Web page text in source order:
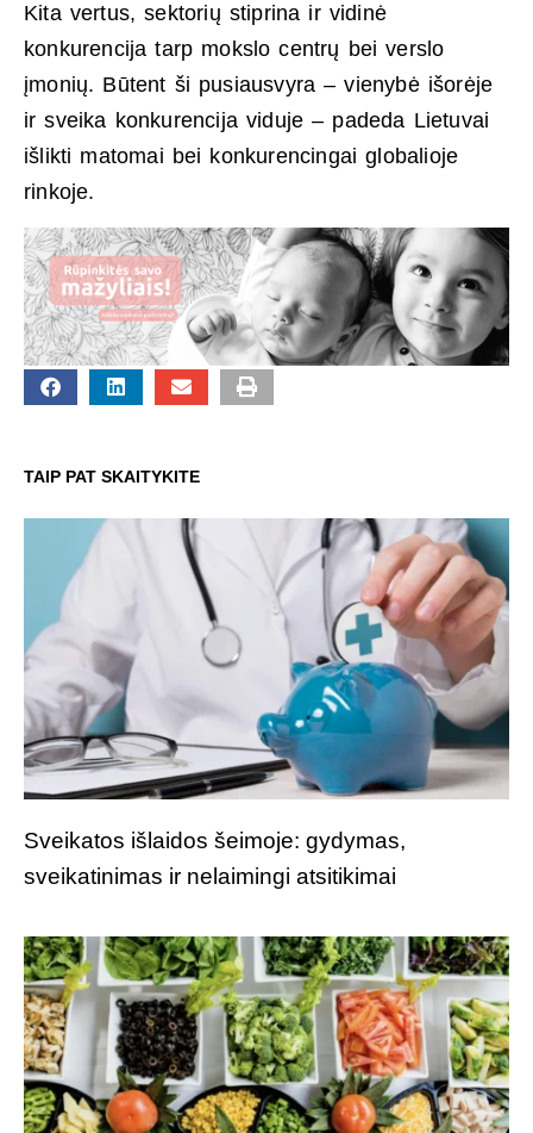
Kita vertus, sektorių stiprina ir vidinė
konkurencija tarp mokslo centrų bei verslo
įmonių. Būtent ši pusiausvyra – vienybė išorėje
ir sveika konkurencija viduje – padeda Lietuvai
išlikti matomai bei konkurencingai globalioje
rinkoje.
TAIP PAT SKAITYKITE
Sveikatos išlaidos šeimoje: gydymas,
sveikatinimas ir nelaimingi atsitikimai